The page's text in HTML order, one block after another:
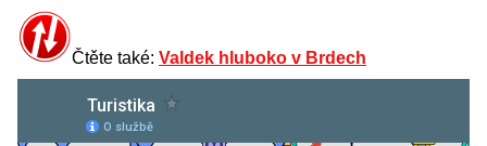
Čtěte také: Valdek hluboko v Brdech